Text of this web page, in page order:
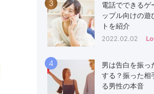
3
電話でできるゲ
ップル向けの遊
トを紹介
2022.02.02
4
男は告白を振っ
する？振った相
る男性の本音